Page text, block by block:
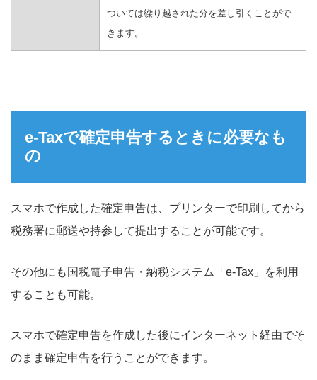
ついては繰り越された分を差し引くことがで
きます。
e-Taxで確定申告するときに必要なも
の
スマホで作成した確定申告は、プリンターで印刷してから
税務署に郵送や持参して提出することが可能です。
その他にも国税電子申告・納税システム「e-Tax」を利用
することも可能。
スマホで確定申告を作成した後にインターネット経由でそ
のまま確定申告を行うことができます。